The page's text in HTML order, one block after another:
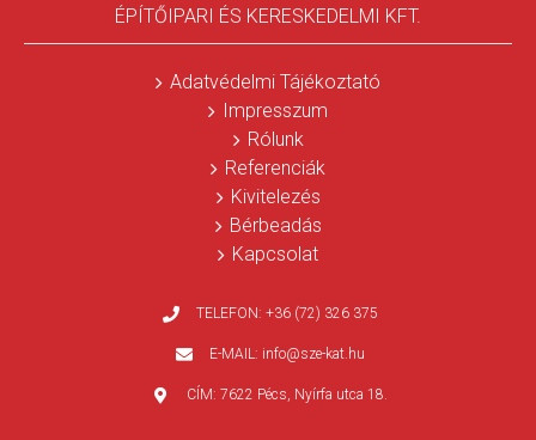
ÉPÍTŐIPARI ÉS KERESKEDELMI KFT.
Adatvédelmi Tájékoztató
Impresszum
Rólunk
Referenciák
Kivitelezés
Bérbeadás
Kapcsolat
TELEFON: +36 (72) 326 375
E-MAIL: info@sze-kat.hu
CÍM: 7622 Pécs, Nyírfa utca 18.